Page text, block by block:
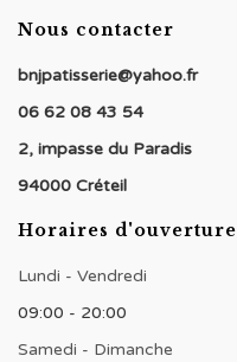
Nous contacter
bnjpatisserie@yahoo.fr
06 62 08 43 54
2, impasse du Paradis
94000 Créteil
Horaires d'ouverture
Lundi - Vendredi
09:00 - 20:00
Samedi - Dimanche